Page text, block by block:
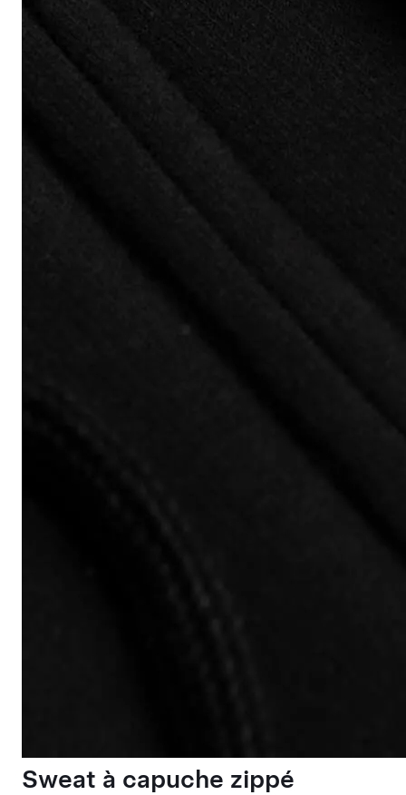
Sweat à capuche zippé